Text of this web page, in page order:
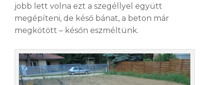
jobb lett volna ezt a szegéllyel együtt
megépíteni, de késő bánat, a beton már
megkötött – későn eszméltünk.